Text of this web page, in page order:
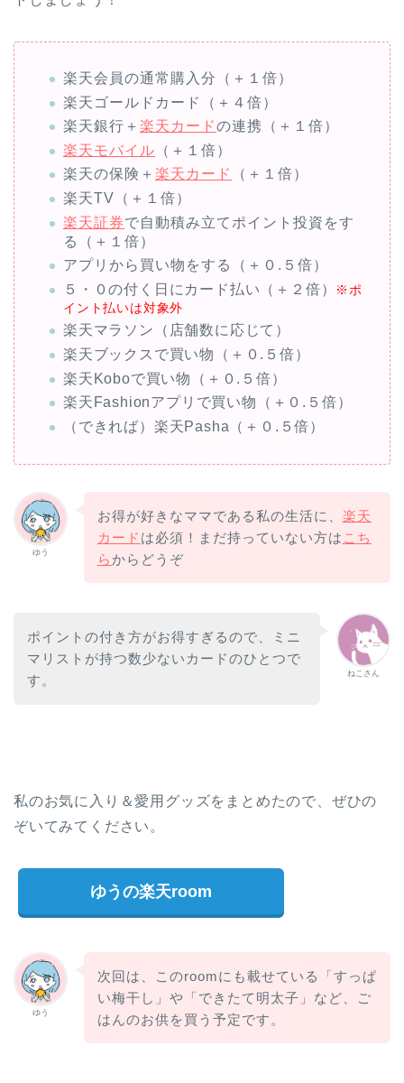
楽天会員の通常購入分（＋１倍）
楽天ゴールドカード（＋４倍）
楽天銀行＋ 楽天カードの連携（＋１倍）
楽天モバイル （＋１倍）
楽天の保険＋ 楽天カード
（＋１倍）
楽天TV（＋１倍）
楽天証券で自動積み立てポイント投資をす
る（＋１倍）
アプリから買い物をする（＋０.５倍）
５・０の付く日にカード払い（＋２倍）
※ポ
イント払いは対象外
楽天マラソン（店舗数に応じて）
楽天ブックスで買い物（＋０.５倍）
楽天Koboで買い物（＋０.５倍）
楽天Fashionアプリで買い物（＋０.５倍）
（できれば）楽天Pasha（＋０.５倍）
ゆう
お得が好きなママである私の生活に、 楽天
カード は必須！まだ持っていない方は こち
ら からどうぞ
ねこさん
ポイントの付き方がお得すぎるので、ミニ
マリストが持つ数少ないカードのひとつで
す。
私のお気に入り＆愛用グッズをまとめたので、ぜひの
ぞいてみてください。
ゆうの楽天room
ゆう
次回は、このroomにも載せている「すっぱ
い梅干し」や「できたて明太子」など、ご
はんのお供を買う予定です。